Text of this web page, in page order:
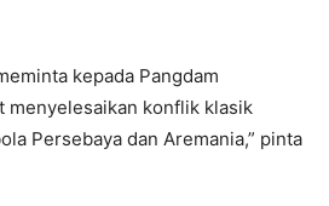
kepada Pangdam
menyelesaikan konflik klasik
Persebaya dan Aremania,” pinta